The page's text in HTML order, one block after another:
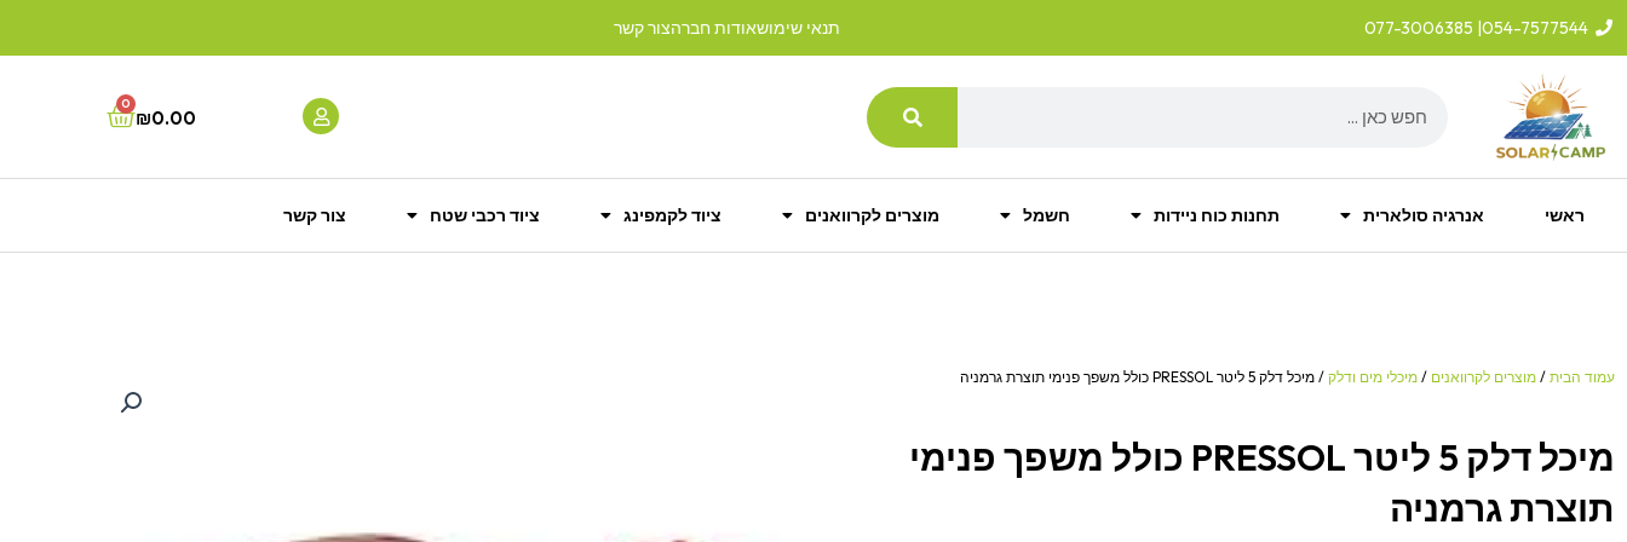
דילוג
054-7577544
| 077-3006385 תנאי שימושאודות חברהצור קשר
₪0.00
0
Cart
ראשי אנרגיה סולארית תחנות כוח ניידות חשמל מוצרים לקרוואנים ציוד לקמפינג ציוד רכבי שטח צור קשר
עמוד הבית / מוצרים לקרוואנים / מיכלי מים ודלק / מיכל דלק 5 ליטר PRESSOL כולל משפך פנימי תוצרת גרמניה
מיכל דלק 5 ליטר PRESSOL כולל משפך פנימי
תוצרת גרמניה